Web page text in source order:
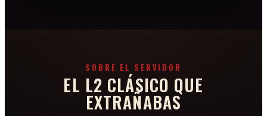
SOBRE EL SERVIDOR
EL L2 CLÁSICO QUE
EXTRAÑABAS